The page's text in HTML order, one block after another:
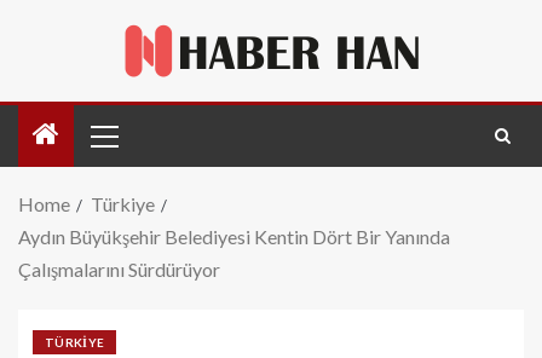
Home
Türkiye
Aydın Büyükşehir Belediyesi Kentin Dört Bir Yanında
Çalışmalarını Sürdürüyor
TÜRKIYE